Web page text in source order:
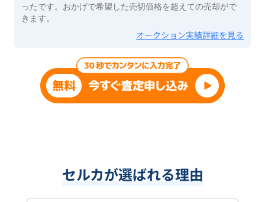
ったです。おかげで希望した売切価格を超えての売却がで
きます。
オークション実績詳細を見る
セルカが選ばれる理由